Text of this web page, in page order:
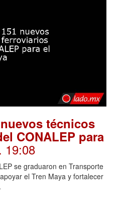
técnicos
CONALEP para
. 19:08
se graduaron en Transporte
el Tren Maya y fortalecer